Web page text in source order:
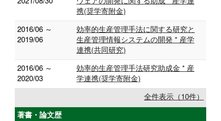
携(奨学寄附金)
2016/06 ～
2019/06
効率的生産管理手法に関する研究と
生産管理情報システムの開発 * 産学
連携(共同研究)
2016/06 ～
2020/03
効率的生産管理手法研究助成金 * 産
学連携(奨学寄附金)
全件表示（10件）
著書・論文歴